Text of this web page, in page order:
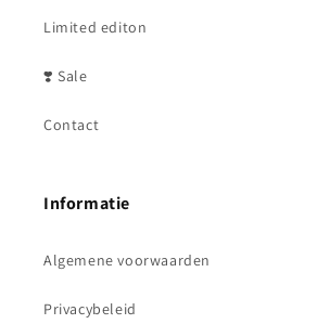
Limited editon
❣️ Sale
Contact
Informatie
Algemene voorwaarden
Privacybeleid